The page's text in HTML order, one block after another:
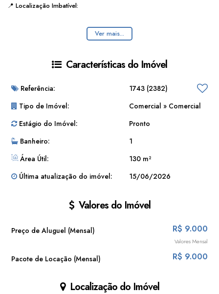
📍 Localização Imbatível:
Rua Hamilton Prado. Este é, comprovadamente, o endereço
com o maior fluxo de pedestres, veículos e a maior concentração de
vista diariamente por milhares de clientes potenciais.
Área de Atendimento:
90 m² de salão principal, amplo e
personalizável para o layout do seu negócio.
Área de Estoque:
armazenagem organizada de mercadorias.
disputado do Centro!
o comércio realmente acontece.
Ver mais...
Características do Imóvel
Referência: 1743 (2382)
Tipo de Imóvel:
Comercial » Comercial
Estágio do Imóvel:
Pronto
Banheiro:
1
Área Útil:
130 m²
Última atualização do imóvel:
15/06/2026
Valores do Imóvel
R$ 9.000
Preço de Aluguel (Mensal)
Valores Mensal
R$ 9.000
Pacote de Locação (Mensal)
Localização do Imóvel